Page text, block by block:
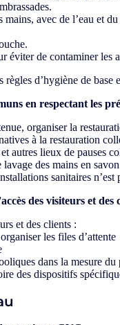
avec de l’eau et
éviter de contaminer les
d’hygiène de
en respectant les
organiser la
à la restauration
autres lieux de pauses
des mains en
sanitaires
des visiteurs et des
et des clients :
les files d’attente
dans la mesure
des dispositifs